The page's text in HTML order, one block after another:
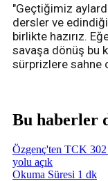
"Geçtiğimiz
dersler ve
birlikte hazırız.
savaşa dönüş bu
sürprizlere sahne
Bu haberler
Özgenç'ten TCK 302
yolu açık
Okuma Süresi 1 dk